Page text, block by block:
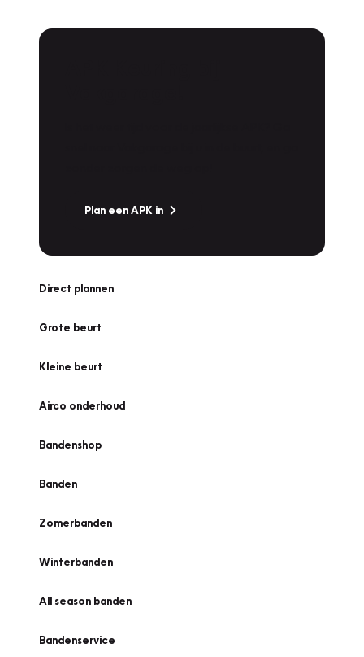
Plan een APK in
Direct plannen
Grote beurt
Kleine beurt
Airco onderhoud
Bandenshop
Banden
Zomerbanden
Winterbanden
All season banden
Bandenservice